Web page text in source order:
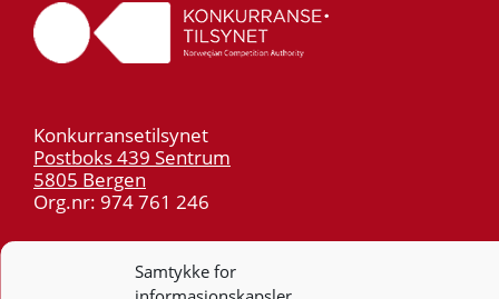
Samtykke for
Konkurransetilsynet
Postboks 439 Sentrum
5805 Bergen
Org.nr: 974 761 246
55 59 75 00
post@kt.no